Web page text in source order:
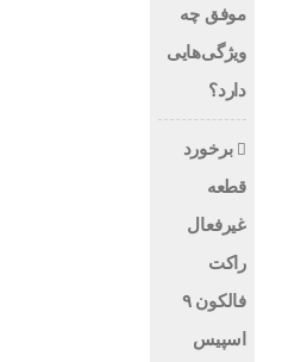
موفق چه
ویژگی‌هایی
دارد؟
برخورد
قطعه
غیرفعال
راکت
فالکون ۹
اسپیس